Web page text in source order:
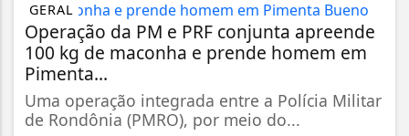
GERAL
Operação da PM e PRF conjunta apreende
100 kg de maconha e prende homem em
Pimenta...
Uma operação integrada entre a Polícia Militar
de Rondônia (PMRO), por meio do...